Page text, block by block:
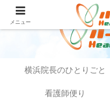
横浜院長のひとりごと
看護師便り
メニュー